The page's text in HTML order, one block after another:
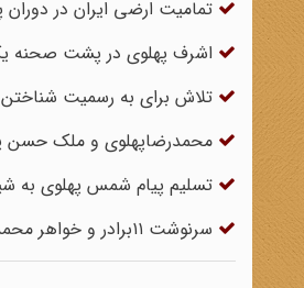
تمامیت ارضی ایران در
اشرف پهلوی در پشت صحنه
تلاش برای به رسمیت شناختن
محمدرضاپهلوی و ملک حسن
تسلیم پیام شمس پهلوی به
سرنوشت ۱۱برادر و خواهر محمدرضا پهلوی